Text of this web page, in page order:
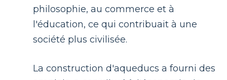
philosophie, au commerce et à
l'éducation, ce qui contribuait à une
société plus civilisée.
La construction d'aqueducs a fourni des